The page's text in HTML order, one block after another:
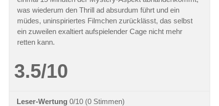
was wiederum den Thrill ad absurdum führt und ein
müdes, uninspiriertes Filmchen zurücklässt, das selbst
ein zuweilen exaltiert aufspielender Cage nicht mehr
retten kann.
3.5/10
Leser-Wertung 0/10 (0Stimmen)